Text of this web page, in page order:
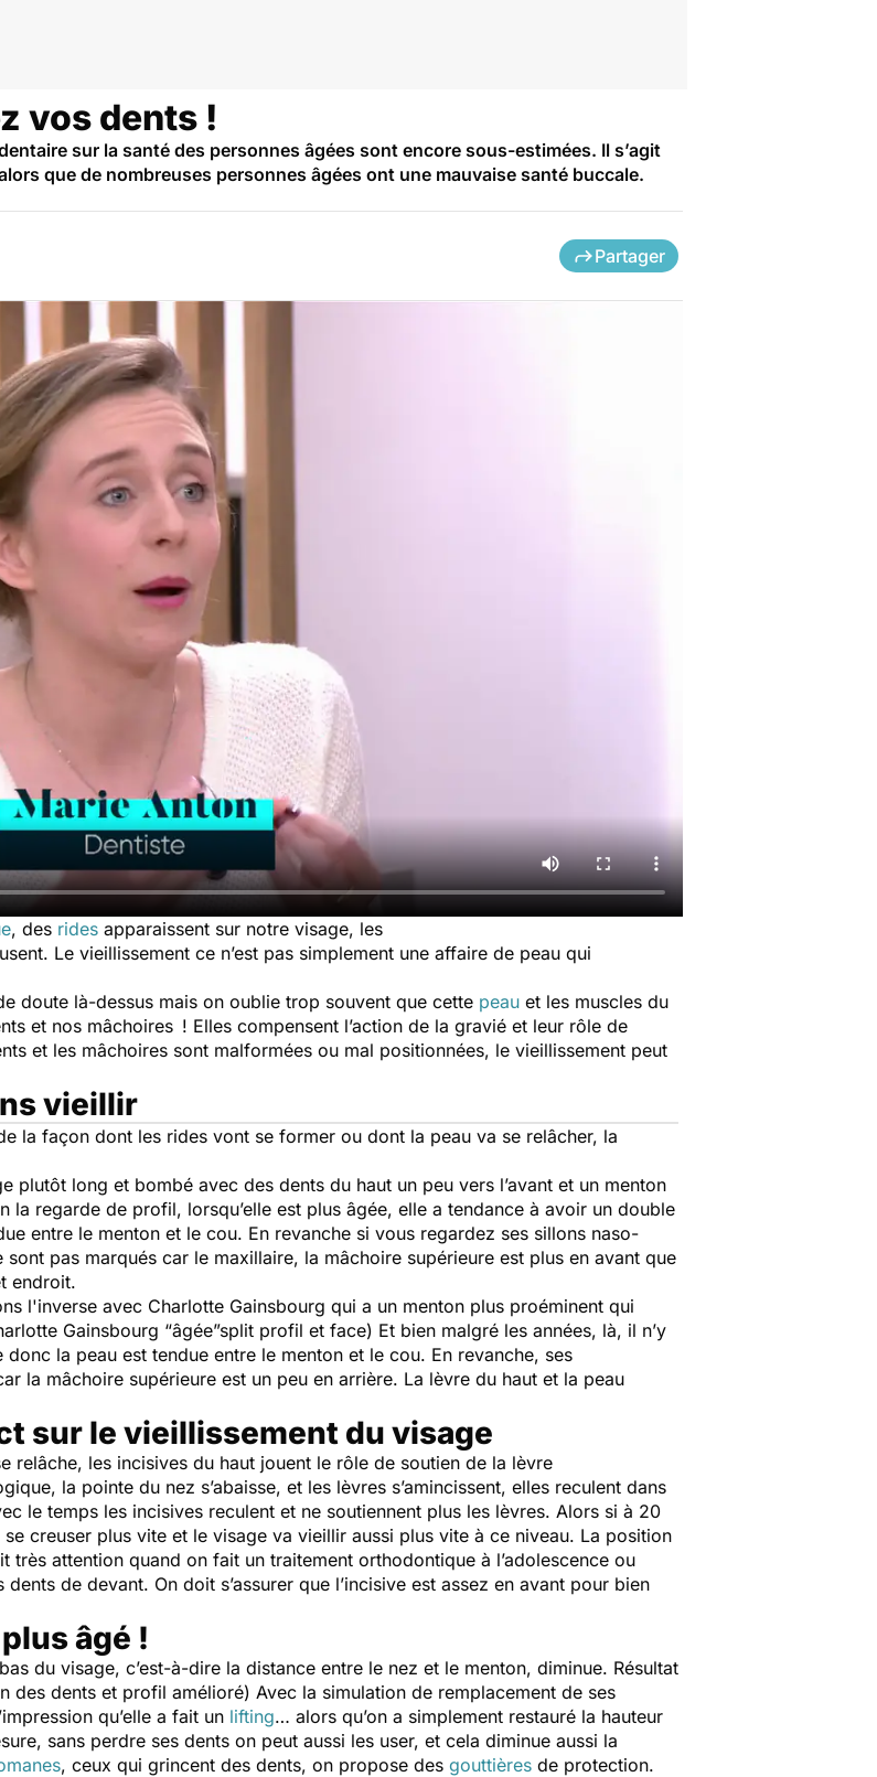
vos dents !
sur la santé des personnes âgées sont encore sous-estimées. Il s’agit
que de nombreuses personnes âgées ont une mauvaise santé buccale.
Partager
, des rides apparaissent sur notre visage, les
Le vieillissement ce n’est pas simplement une affaire de peau qui
doute là-dessus mais on oublie trop souvent que cette peau et les muscles du
et nos mâchoires ! Elles compensent l’action de la gravié et leur rôle de
et les mâchoires sont malformées ou mal positionnées, le vieillissement peut
vieillir
la façon dont les rides vont se former ou dont la peau va se relâcher, la
plutôt long et bombé avec des dents du haut un peu vers l’avant et un menton
la regarde de profil, lorsqu’elle est plus âgée, elle a tendance à avoir un double
entre le menton et le cou. En revanche si vous regardez ses sillons naso-
pas marqués car le maxillaire, la mâchoire supérieure est plus en avant que
endroit.
l'inverse avec Charlotte Gainsbourg qui a un menton plus proéminent qui
Gainsbourg “âgée”split profil et face) Et bien malgré les années, là, il n’y
la peau est tendue entre le menton et le cou. En revanche, ses
la mâchoire supérieure est un peu en arrière. La lèvre du haut et la peau
sur le vieillissement du visage
relâche, les incisives du haut jouent le rôle de soutien de la lèvre
la pointe du nez s’abaisse, et les lèvres s’amincissent, elles reculent dans
le temps les incisives reculent et ne soutiennent plus les lèvres. Alors si à 20
creuser plus vite et le visage va vieillir aussi plus vite à ce niveau. La position
très attention quand on fait un traitement orthodontique à l’adolescence ou
de devant. On doit s’assurer que l’incisive est assez en avant pour bien
âgé !
du visage, c’est-à-dire la distance entre le nez et le menton, diminue. Résultat
des dents et profil amélioré) Avec la simulation de remplacement de ses
qu’elle a fait un lifting… alors qu’on a simplement restauré la hauteur
sans perdre ses dents on peut aussi les user, et cela diminue aussi la
, ceux qui grincent des dents, on propose des gouttières de protection.